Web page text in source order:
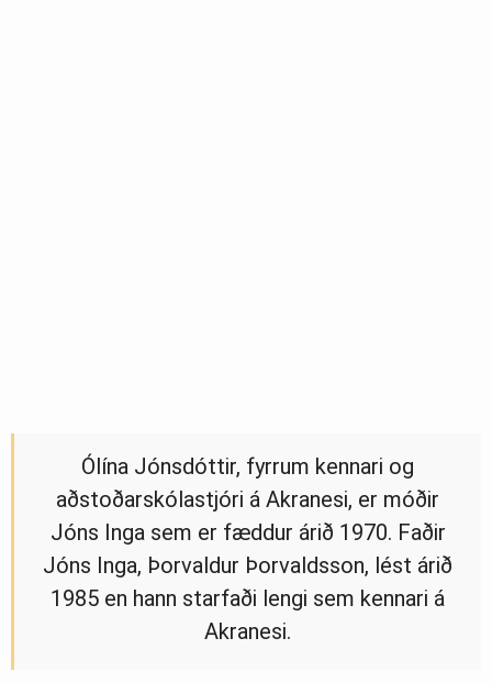
Ólína Jónsdóttir, fyrrum kennari og
aðstoðarskólastjóri á Akranesi, er móðir
Jóns Inga sem er fæddur árið 1970. Faðir
Jóns Inga, Þorvaldur Þorvaldsson, lést árið
1985 en hann starfaði lengi sem kennari á
Akranesi.